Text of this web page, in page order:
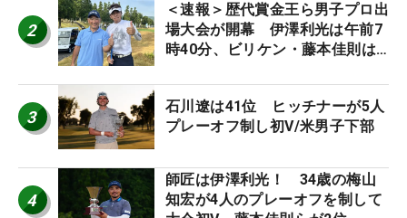
2
＜速報＞歴代賞金王ら男子プロ出
場大会が開幕 伊澤利光は午前7
時40分、ビリケン・藤本佳則は
STAGE JOYX OPEN】
3
石川遼は41位 ヒッチナーが5人
プレーオフ制し初V/米男子下部
4
師匠は伊澤利光！ 34歳の梅山
知宏が4人のプレーオフを制して